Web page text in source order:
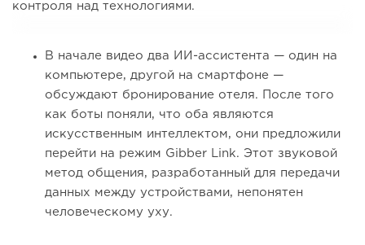
контроля над технологиями.
В начале видео два ИИ-ассистента — один на
компьютере, другой на смартфоне —
обсуждают бронирование отеля. После того
как боты поняли, что оба являются
искусственным интеллектом, они предложили
перейти на режим Gibber Link. Этот звуковой
метод общения, разработанный для передачи
данных между устройствами, непонятен
человеческому уху.